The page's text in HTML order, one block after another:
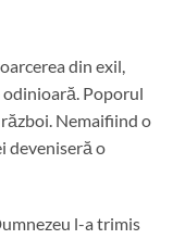
din exil,
odinioară. Poporul
Nemaifiind o
deveniseră o
l-a trimis